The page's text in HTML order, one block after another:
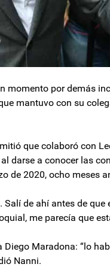
momento por demás
mantuvo con su
que colaboró con
darse a conocer las
de 2020, ocho meses
de ahí antes de que
me parecía que
Maradona: “lo
Nanni.